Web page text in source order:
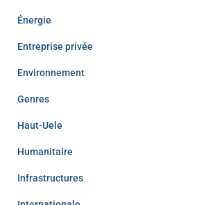
Énergie
Entreprise privée
Environnement
Genres
Haut-Uele
Humanitaire
Infrastructures